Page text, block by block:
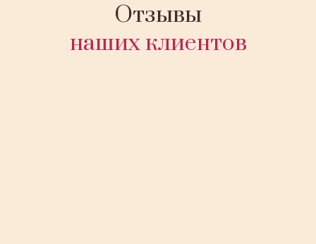
Отзывы
наших клиентов